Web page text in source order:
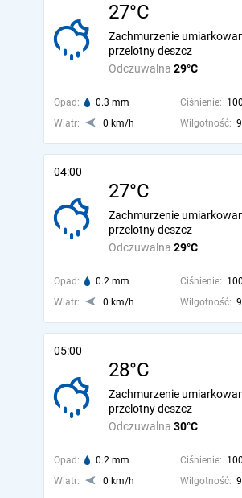
27°C
Odczuwalna 29°C
Zachmurzenie
przelotny deszcz
Opad: 0.3 mm Ciśnienie:
Wiatr:
0 km/h Wilgotność:
04:00
27°C
Odczuwalna 29°C
Zachmurzenie
przelotny deszcz
Opad: 0.2 mm Ciśnienie:
Wiatr:
0 km/h Wilgotność:
05:00
28°C
Odczuwalna 30°C
Zachmurzenie
przelotny deszcz
Opad: 0.2 mm Ciśnienie:
Wiatr:
0 km/h Wilgotność: